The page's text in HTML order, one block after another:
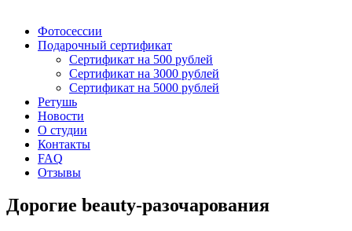
Фотосессии
Подарочный сертификат
Сертификат на 500 рублей
Сертификат на 3000 рублей
Сертификат на 5000 рублей
Ретушь
Новости
О студии
Контакты
FAQ
Отзывы
Дорогие beauty-разочарования